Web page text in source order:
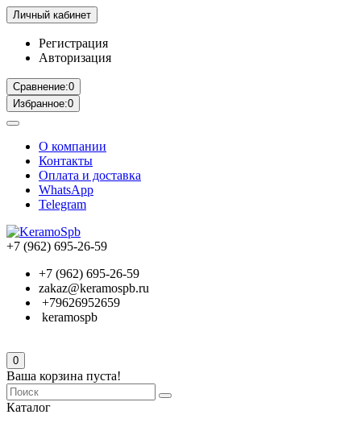
Личный кабинет
Регистрация
Авторизация
Сравнение:0
Избранное:0
О компании
Контакты
Оплата и доставка
WhatsApp
Telegram
+7 (962) 695-26-59
+7 (962) 695-26-59
zakaz@keramospb.ru
+79626952659
keramospb
0
Ваша корзина пуста!
Каталог